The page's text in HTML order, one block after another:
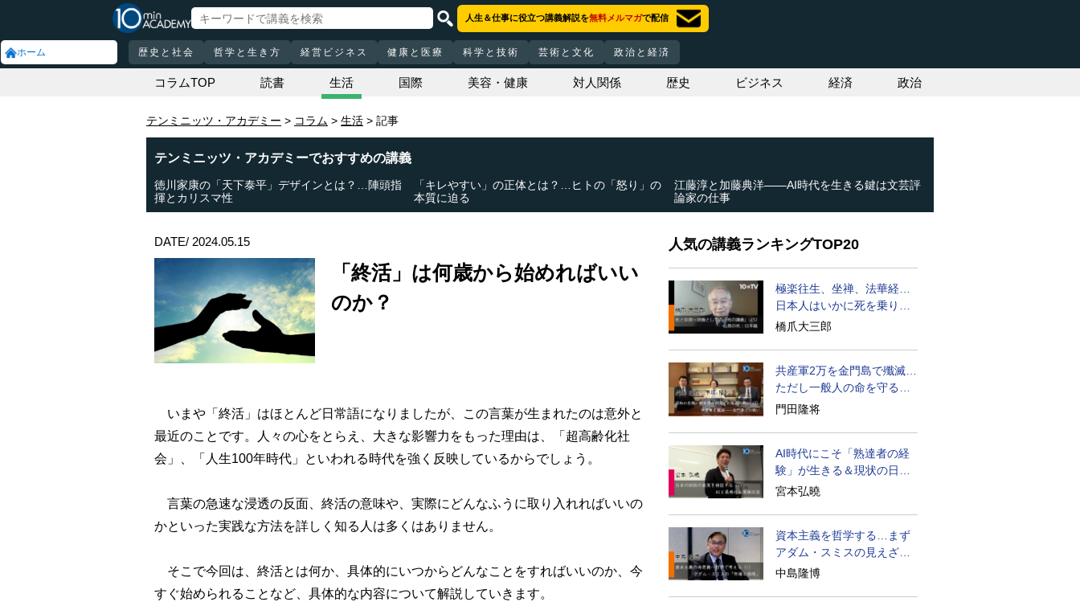
ホーム
人生＆仕事に役立つ講義解説を無料メルマガで配信
歴史と社会 哲学と生き方 経営ビジネス 健康と医療 科学と技術 芸術と文化 政治と経済
コラムTOP 読書 生活 国際 美容・健康 対人関係 歴史 ビジネス 経済 政治
テンミニッツ・アカデミー コラム 生活 記事
テンミニッツ・アカデミーでおすすめの講義
徳川家康の「天下泰平」デザインとは？…陣頭指
揮とカリスマ性
「キレやすい」の正体とは？…ヒトの「怒り」の
本質に迫る
江藤淳と加藤典洋――AI時代を生きる鍵は文芸評
論家の仕事
DATE/ 2024.05.15
「終活」は何歳から始めればいい
のか？
いまや「終活」はほとんど日常語になりましたが、この言葉が生まれたのは意外と
最近のことです。人々の心をとらえ、大きな影響力をもった理由は、「超高齢化社
会」、「人生100年時代」といわれる時代を強く反映しているからでしょう。
言葉の急速な浸透の反面、終活の意味や、実際にどんなふうに取り入れればいいの
かといった実践な方法を詳しく知る人は多くはありません。
そこで今回は、終活とは何か、具体的にいつからどんなことをすればいいのか、今
すぐ始められることなど、具体的な内容について解説していきます。
人気の講義ランキングTOP20
極楽往生、坐禅、法華経…
日本人はいかに死を乗り越
えるか
橋爪大三郎
共産軍2万を金門島で殲滅…
ただし一般人の命を守る軍
人の本義を重視
門田隆将
AI時代にこそ「熟達者の経
験」が生きる＆現状の日本
経済の実情は
宮本弘曉
資本主義を哲学する…まず
アダム・スミスの見えざる
手と道徳感情論
中島隆博